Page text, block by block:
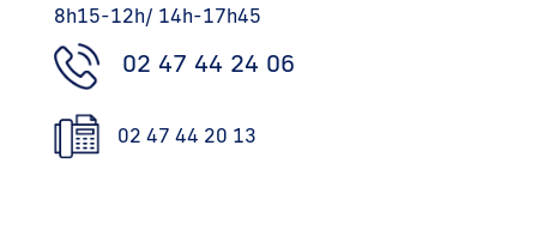
8h15-12h/ 14h-17h45
02 47 44 24 06
02 47 44 20 13